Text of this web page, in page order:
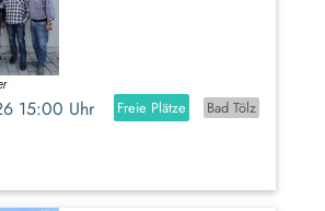
15:00 Uhr Freie Plätze
Bad Tölz